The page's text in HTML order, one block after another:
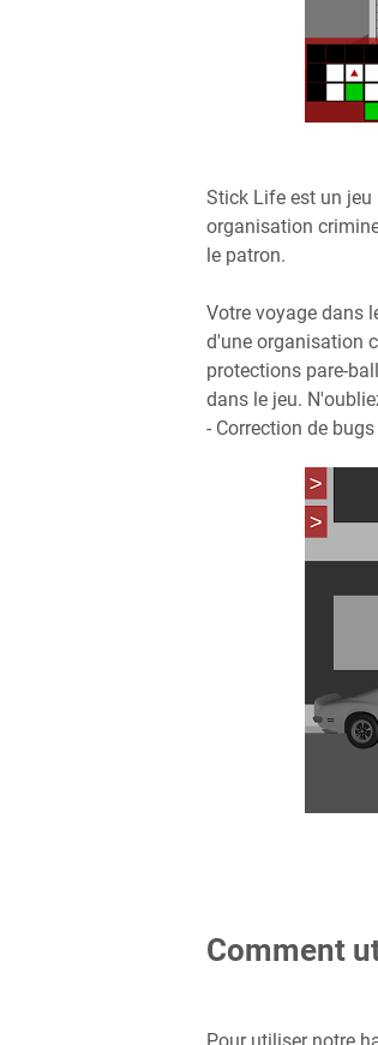
Stick Life est un jeu
organisation
le patron.
Votre voyage dans
d'une organisation
protections pare-
dans le jeu.
- Correction de bugs
Comment